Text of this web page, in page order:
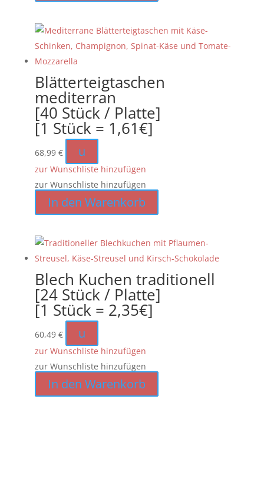
Blätterteigtaschen
mediterran
[40 Stück / Platte]
[1 Stück = 1,61€]
68,99 € u
zur Wunschliste hinzufügen
zur Wunschliste hinzufügen
In den Warenkorb
Blech Kuchen traditionell
[24 Stück / Platte]
[1 Stück = 2,35€]
60,49 € u
zur Wunschliste hinzufügen
zur Wunschliste hinzufügen
In den Warenkorb